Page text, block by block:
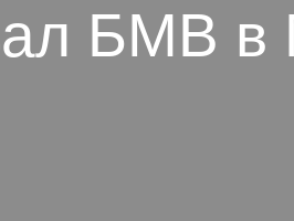
БМВ в